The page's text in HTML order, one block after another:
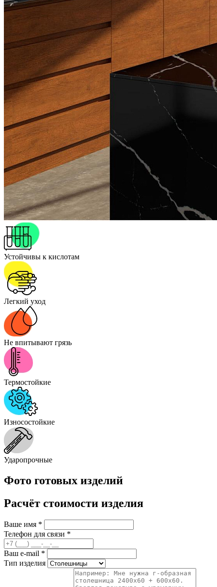
Устойчивы к кислотам
Легкий уход
Не впитывают грязь
Термостойкие
Износостойкие
Ударопрочные
Фото готовых изделий
Расчёт стоимости изделия
Ваше имя *
Телефон для связи *
Ваш e-mail *
Тип изделия